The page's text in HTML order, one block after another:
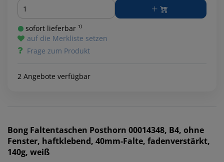
Menge
sofort lieferbar ¹⁾
auf die Merkliste setzen
Frage zum Produkt
2 Angebote verfügbar
Bong Faltentaschen Posthorn 00014348, B4, ohne
Fenster, haftklebend, 40mm-Falte, fadenverstärkt,
140g, weiß